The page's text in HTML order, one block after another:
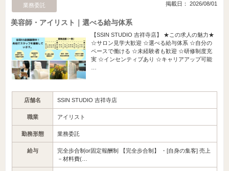
業務委託 掲載日： 2026/08/01
美容師・アイリスト｜選べる給与体系
【SSIN STUDIO 吉祥寺店】 ★この求人の魅力★
☆サロン見学大歓迎 ☆選べる給与体系 ☆自分の
ペースで働ける ☆未経験者も歓迎 ☆研修制度充
実 ☆インセンティブあり ☆キャリアアップ可能
店舗名 SSIN STUDIO 吉祥寺店
職業 アイリスト
勤務形態 業務委託
給与
完全歩合制or固定報酬制 【完全歩合制】 ・[自身の集客] 売上
－材料費(…